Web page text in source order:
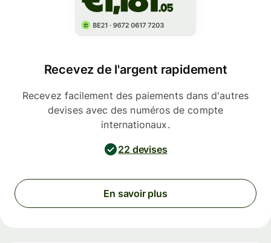
Recevez de l'argent rapidement
Recevez facilement des paiements dans d'autres
devises avec des numéros de compte
internationaux.
22 devises
En savoir plus